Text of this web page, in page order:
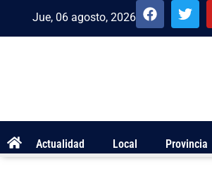
Jue, 06 agosto, 2026
Actualidad Local Provincia